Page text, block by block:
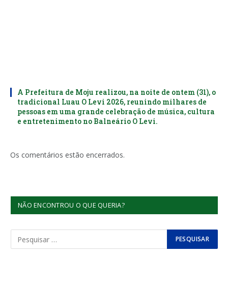
A Prefeitura de Moju realizou, na noite de ontem (31), o
tradicional Luau O Levi 2026, reunindo milhares de
pessoas em uma grande celebração de música, cultura
e entretenimento no Balneário O Levi.
Os comentários estão encerrados.
NÃO ENCONTROU O QUE QUERIA?